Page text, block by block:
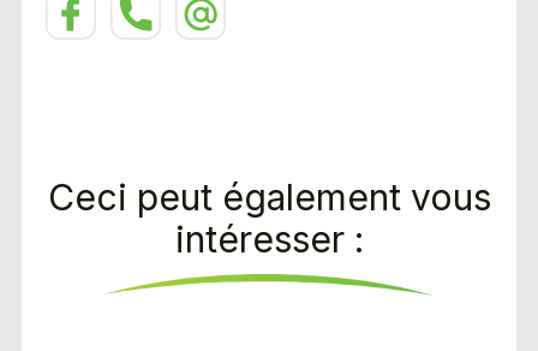
Ceci peut également vous
intéresser :